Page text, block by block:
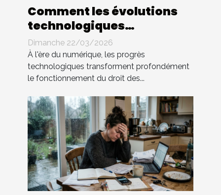
Comment les évolutions
technologiques
impactent-elles le droit
des contrats ?
Dimanche 22/03/2026
À l'ère du numérique, les progrès
technologiques transforment profondément
le fonctionnement du droit des...